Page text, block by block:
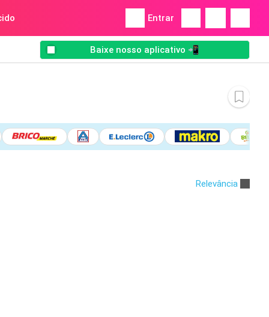
Entrar
Baixe nosso aplicativo 📲
Relevância